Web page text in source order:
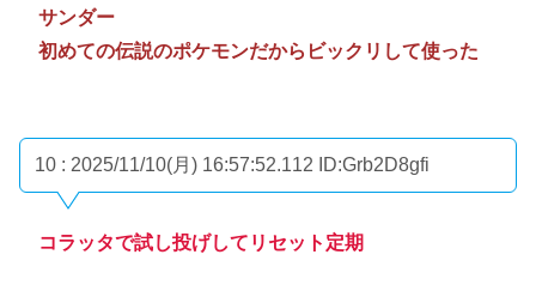
サンダー
初めての伝説のポケモンだからビックリして使った
10 : 2025/11/10(月) 16:57:52.112 ID:Grb2D8gfi
コラッタで試し投げしてリセット定期